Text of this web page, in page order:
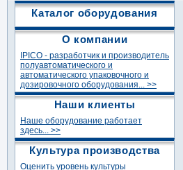
Каталог оборудования
О компании
IPICO - разработчик и производитель
полуавтоматического и
автоматического упаковочного и
дозировочного оборудования... >>
Наши клиенты
Наше оборудование работает
здесь... >>
Культура производства
Оценить уровень культуры